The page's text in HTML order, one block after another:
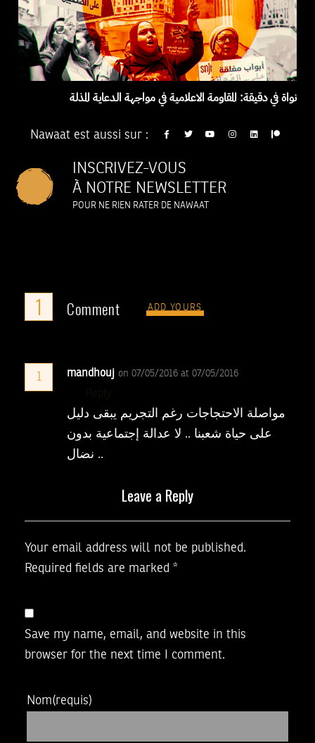
نواة في دقيقة: المقاومة الاعلامية في مواجهة الدعاية المذلة
Nawaat est aussi sur :
INSCRIVEZ-VOUS
À NOTRE NEWSLETTER
POUR NE RIEN RATER DE NAWAAT
1 Comment ADD YOURS
1 mandhouj on 07/05/2016 at 07/05/2016
مواصلة الاحتجاجات رغم التجريم يبقى دليل
على حياة شعبنا .. لا عدالة إجتماعية بدون
نضال ..
Leave a Reply
Your email address will not be published.
Required fields are marked *
Save my name, email, and website in this
browser for the next time I comment.
Nom(requis)